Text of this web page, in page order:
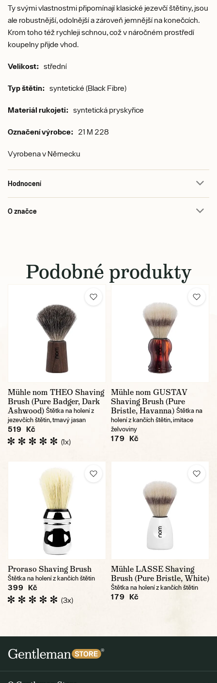
Ty svými vlastnostmi připomínají klasické jezevčí štětiny, jsou
ale robustnější, odolnější a zároveň jemnější na konečcích.
Krom toho též rychleji schnou, což v náročném prostředí
koupelny přijde vhod.
Velikost: střední
Typ štětin: syntetické (Black Fibre)
Materiál rukojeti: syntetická pryskyřice
Označení výrobce: 21 M 228
Vyrobena v Německu
Hodnocení
O značce
Podobné produkty
Mühle nom THEO Shaving
Brush (Pure Badger, Dark
Ashwood) Štětka na holení z
jezevčích štětin, tmavý jasan
519 Kč
(1x)
Mühle nom GUSTAV
Shaving Brush (Pure
Bristle, Havanna) Štětka na
holení z kančích štětin, imitace
želvoviny
179 Kč
Proraso Shaving Brush
Štětka na holení z kančích štětin
399 Kč
(3x)
Mühle LASSE Shaving
Brush (Pure Bristle, White)
Štětka na holení z kančích štětin
179 Kč